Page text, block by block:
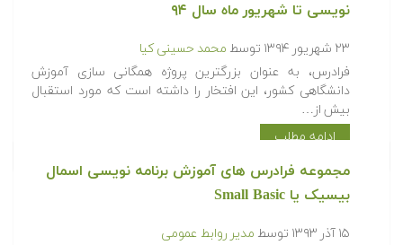
نویسی تا شهریور ماه سال ۹۴
۲۳ شهریور ۱۳۹۴ توسط محمد حسینی کیا
فرادرس، به عنوان بزرگترین پروژه همگانی سازی آموزش
دانشگاهی کشور، این افتخار را داشته است که مورد استقبال
بیش از…
ادامه مطلب
مجموعه فرادرس های آموزش برنامه نویسی اسمال
بیسیک یا Small Basic
۱۵ آذر ۱۳۹۳ توسط مدیر روابط عمومی